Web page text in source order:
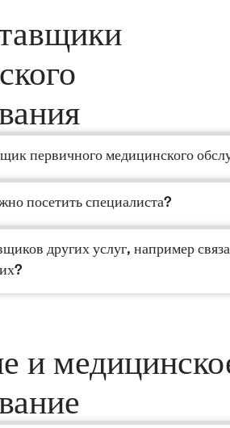
первичного медицинского
посетить специалиста?
других услуг, например
и